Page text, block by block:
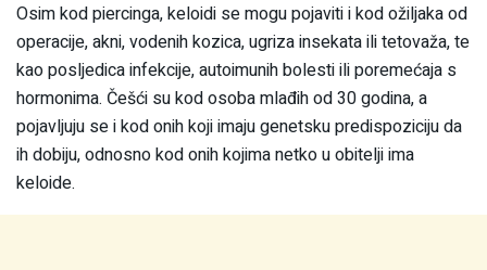
Osim kod piercinga, keloidi se mogu pojaviti i kod ožiljaka od
operacije, akni, vodenih kozica, ugriza insekata ili tetovaža, te
kao posljedica infekcije, autoimunih bolesti ili poremećaja s
hormonima. Češći su kod osoba mlađih od 30 godina, a
pojavljuju se i kod onih koji imaju genetsku predispoziciju da
ih dobiju, odnosno kod onih kojima netko u obitelji ima
keloide.